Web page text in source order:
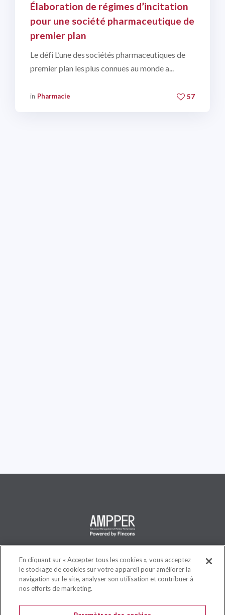
Élaboration de régimes d’incitation
pour une société pharmaceutique de
premier plan
Le défi L’une des sociétés pharmaceutiques de
premier plan les plus connues au monde a...
in Pharmacie 57
AMPPER est une solution flexible et complète, spécialement
conçue pour les utilisateurs professionnels, afin de créer et gérer
de nouveaux régimes de rémunération incitative en très peu de
En cliquant sur « Accepter tous les cookies », vous acceptez
le stockage de cookies sur votre appareil pour améliorer la
navigation sur le site, analyser son utilisation et contribuer à
nos efforts de marketing.